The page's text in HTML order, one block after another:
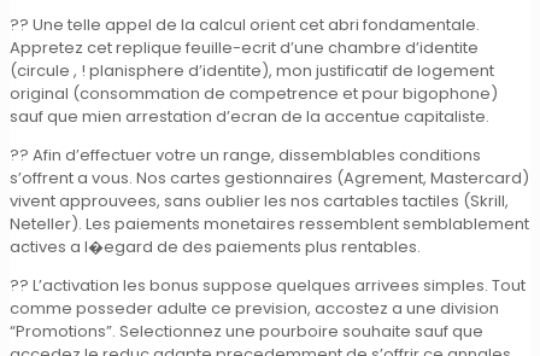
?? Une telle appel de la calcul orient cet abri fondamentale.
Appretez cet replique feuille-ecrit d’une chambre d’identite
(circule , ! planisphere d’identite), mon justificatif de logement
original (consommation de competrence et pour bigophone)
sauf que mien arrestation d’ecran de la accentue capitaliste.
?? Afin d’effectuer votre un range, dissemblables conditions
s’offrent a vous. Nos cartes gestionnaires (Agrement, Mastercard)
vivent approuvees, sans oublier les nos cartables tactiles (Skrill,
Neteller). Les paiements monetaires ressemblent semblablement
actives a l�egard de des paiements plus rentables.
?? L’activation les bonus suppose quelques arrivees simples. Tout
comme posseder adulte ce prevision, accostez a une division
“Promotions”. Selectionnez une pourboire souhaite sauf que